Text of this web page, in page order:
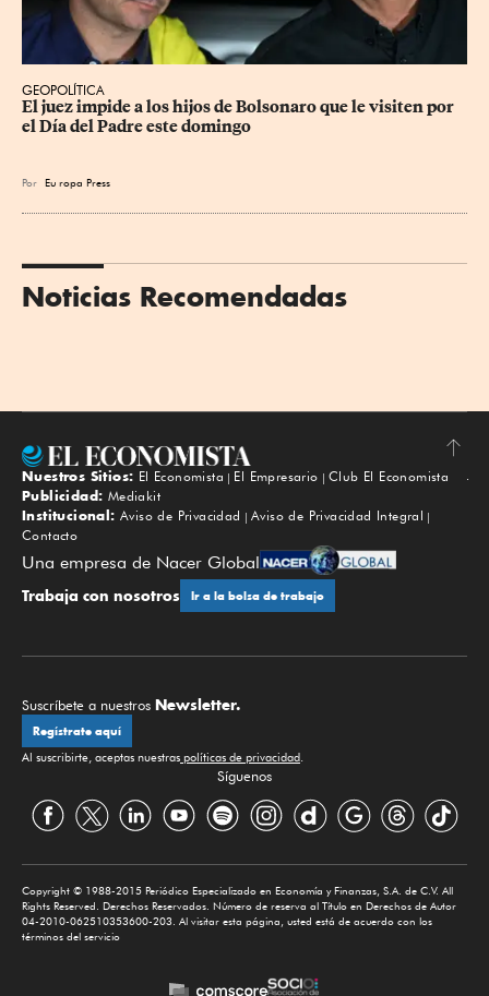
GEOPOLÍTICA
El juez impide a los hijos de Bolsonaro que le visiten por
el Día del Padre este domingo
Por Eu ropa Press
Noticias Recomendadas
Subir
Nuestros Sitios: El Economista El Empresario
Club El Economista
Publicidad: Mediakit
Institucional: Aviso de Privacidad
Aviso de Privacidad Integral
Contacto
Una empresa de Nacer Global
Trabaja con nosotros Ir a la bolsa de trabajo
Suscríbete a nuestros Newsletter.
Regístrate aquí
Al suscribirte, aceptas nuestras políticas de privacidad.
Síguenos
Copyright © 1988-2015 Periódico Especializado en Economía y Finanzas, S.A. de C.V. All
Rights Reserved. Derechos Reservados. Número de reserva al Título en Derechos de Autor
04-2010-062510353600-203. Al visitar esta página, usted está de acuerdo con los
términos del servicio